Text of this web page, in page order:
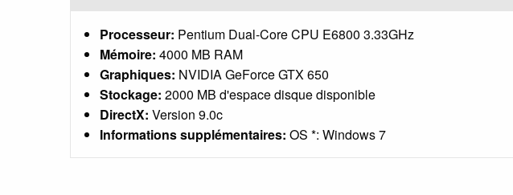
Processeur: Pentium Dual-Core CPU E6800 3.33GHz
Mémoire: 4000 MB RAM
Graphiques: NVIDIA GeForce GTX 650
Stockage: 2000 MB d'espace disque disponible
DirectX: Version 9.0c
Informations supplémentaires: OS *: Windows 7